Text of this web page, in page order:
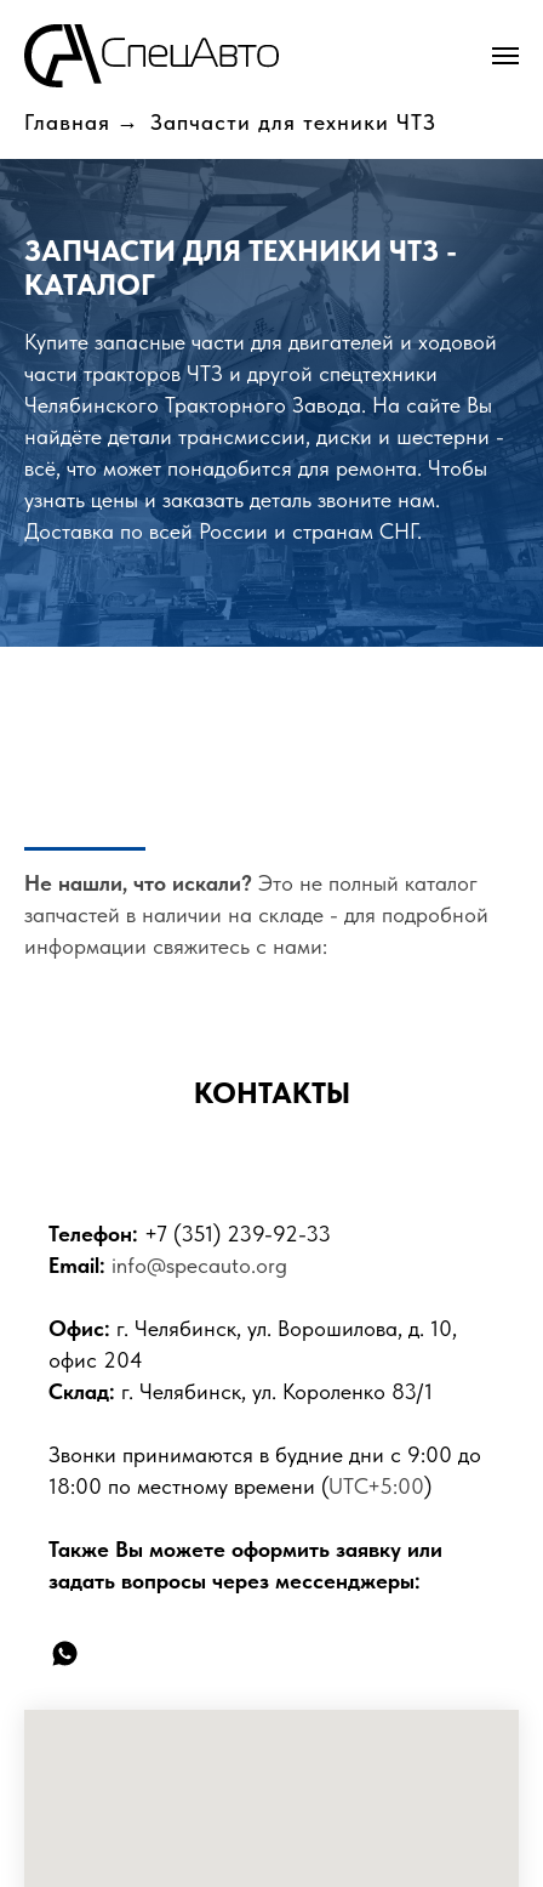
Главная → Запчасти для техники ЧТЗ
ЗАПЧАСТИ ДЛЯ ТЕХНИКИ ЧТЗ -
КАТАЛОГ
Купите запасные части для двигателей и ходовой
части тракторов ЧТЗ и другой спецтехники
Челябинского Тракторного Завода. На сайте Вы
найдёте детали трансмиссии, диски и шестерни -
всё, что может понадобится для ремонта. Чтобы
узнать цены и заказать деталь звоните нам.
Доставка по всей России и странам СНГ.
Не нашли, что искали? Это не полный каталог
запчастей в наличии на складе - для подробной
информации свяжитесь с нами:
КОНТАКТЫ
Телефон: +7 (351) 239-92-33
Email: info@specauto.org
Офис: г. Челябинск, ул. Ворошилова, д. 10,
офис 204
Склад: г. Челябинск, ул. Короленко 83/1
Звонки принимаются в будние дни с 9:00 до
18:00 по местному времени (UTC+5:00)
Также Вы можете оформить заявку или
задать вопросы через мессенджеры: